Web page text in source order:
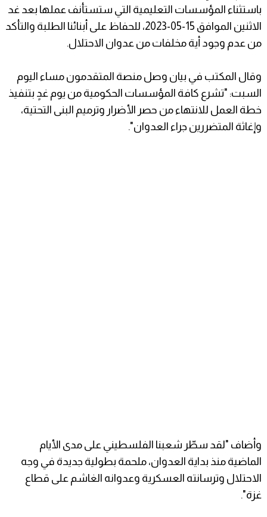
باستثناء المؤسسات التعليمية التي ستستأنف عملها بعد غد
الاثنين الموافق 15-05-2023، للحفاظ على أبنائنا الطلبة والتأكد
من عدم وجود أية مخلفات من عدوان الاحتلال.
وقال المكتب في بيان وصل منصة المتقدمون مساء اليوم
السبت: "تشرع كافة المؤسسات الحكومية من يوم غدٍ بتنفيذ
خطة العمل للانتهاء من حصر الأضرار وترميم البنى التحتية،
وإغاثة المتضررين جراء العدوان".
وأضاف "لقد سطّر شعبنا الفلسطيني على مدى الأيام
الماضية منذ بداية العدوان، ملحمة بطولية جديدة في وجه
الاحتلال وترسانته العسكرية وعدوانه الغاشم على قطاع
غزة".